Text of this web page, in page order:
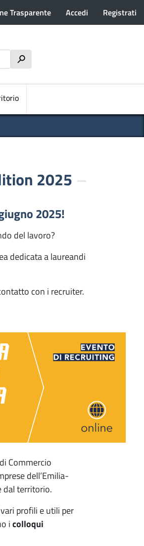
Trasparente Accedi Registrati
h
2025
2025!
del lavoro?
dedicata a laureandi
con i recruiter.
Commercio
dell’Emilia-
dal territorio.
profili e utili per
icolloqui